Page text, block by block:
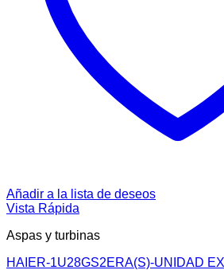
Añadir a la lista de deseos
Vista Rápida
Aspas y turbinas
HAIER-1U28GS2ERA(S)-UNIDAD